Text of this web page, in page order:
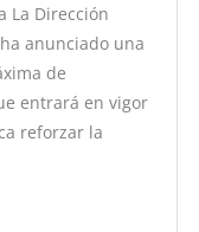
La Dirección
anunciado una
de
entrará en vigor
reforzar la